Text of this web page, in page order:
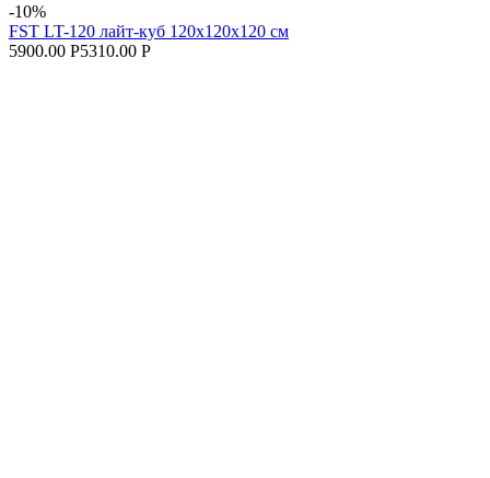
-10%
FST LT-120 лайт-куб 120х120х120 см
5900.00 Р5310.00 Р